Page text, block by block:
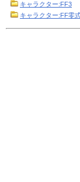
キャラクター:FF3
キャラクター:FF零